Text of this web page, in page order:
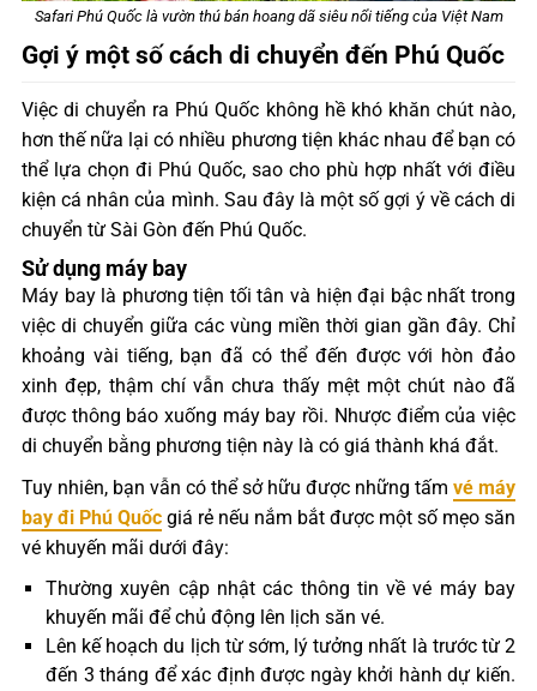
Safari Phú Quốc là vườn thú bán hoang dã siêu nổi tiếng của Việt Nam
Gợi ý một số cách di chuyển đến Phú Quốc
Việc di chuyển ra Phú Quốc không hề khó khăn chút nào,
hơn thế nữa lại có nhiều phương tiện khác nhau để bạn có
thể lựa chọn đi Phú Quốc, sao cho phù hợp nhất với điều
kiện cá nhân của mình. Sau đây là một số gợi ý về cách di
chuyển từ Sài Gòn đến Phú Quốc.
Sử dụng máy bay
Máy bay là phương tiện tối tân và hiện đại bậc nhất trong
việc di chuyển giữa các vùng miền thời gian gần đây. Chỉ
khoảng vài tiếng, bạn đã có thể đến được với hòn đảo
xinh đẹp, thậm chí vẫn chưa thấy mệt một chút nào đã
được thông báo xuống máy bay rồi. Nhược điểm của việc
di chuyển bằng phương tiện này là có giá thành khá đắt.
Tuy nhiên, bạn vẫn có thể sở hữu được những tấm vé máy
bay đi Phú Quốc giá rẻ nếu nắm bắt được một số mẹo săn
vé khuyến mãi dưới đây:
Thường xuyên cập nhật các thông tin về vé máy bay
khuyến mãi để chủ động lên lịch săn vé.
Lên kế hoạch du lịch từ sớm, lý tưởng nhất là trước từ 2
đến 3 tháng để xác định được ngày khởi hành dự kiến.